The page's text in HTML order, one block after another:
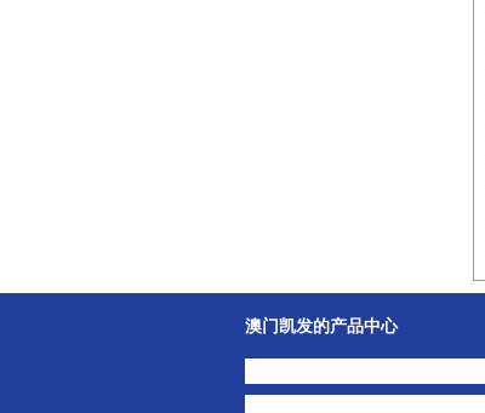
澳门凯发的产品中心